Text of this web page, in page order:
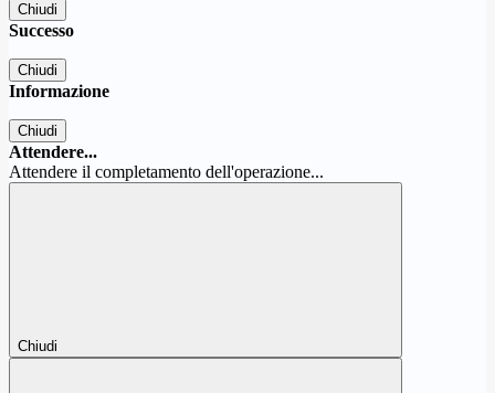
Chiudi
Successo
Chiudi
Informazione
Chiudi
Attendere...
Attendere il completamento dell'operazione...
Chiudi